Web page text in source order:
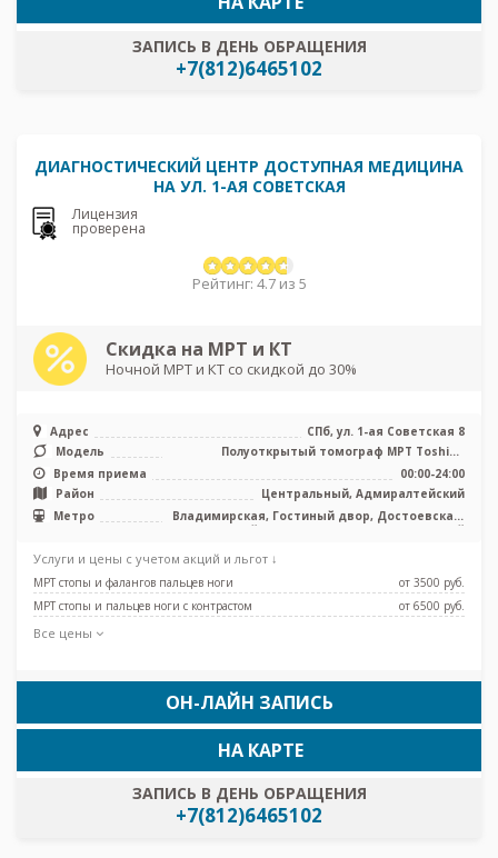
ЗАПИСЬ В ДЕНЬ ОБРАЩЕНИЯ
+7(812)6465102
ДИАГНОСТИЧЕСКИЙ ЦЕНТР ДОСТУПНАЯ МЕДИЦИНА
НА УЛ. 1-АЯ СОВЕТСКАЯ
Лицензия
проверена
Рейтинг: 4.7 из 5
Скидка на МРТ и КТ
Ночной МРТ и КТ со скидкой до 30%
Адрес
СПб, ул. 1-ая Советская 8
Модель
Полуоткрытый томограф МРТ Toshiba
Время приема
00:00-24:00
Район
Центральный, Адмиралтейский
Метро
Владимирская, Гостиный двор, Достоевская,
Лиговский проспект, Маяковская, Невский
Услуги и цены с учетом акций и льгот ↓
МРТ стопы и фалангов пальцев ноги
от 3500 pуб.
МРТ стопы и пальцев ноги с контрастом
от 6500 pуб.
Все цены
ОН-ЛАЙН ЗАПИСЬ
ЗАПИСЬ В ДЕНЬ ОБРАЩЕНИЯ
+7(812)6465102
НА КАРТЕ